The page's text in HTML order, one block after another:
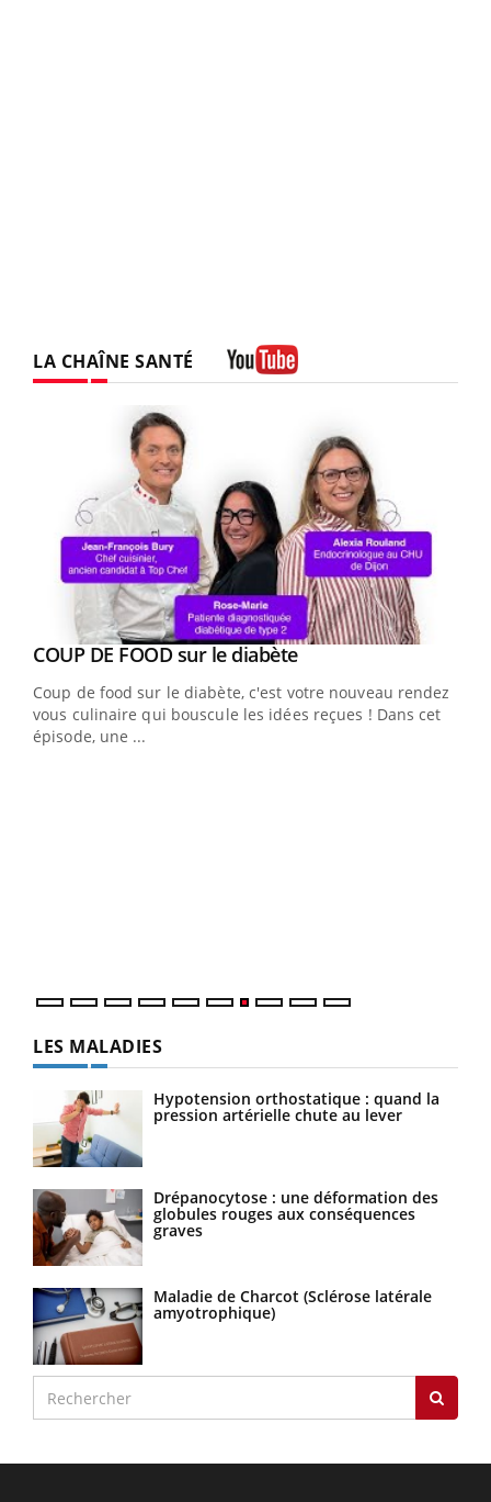
LA CHAÎNE SANTÉ
Youtube
COUP DE FOOD sur le diabèteYoutube
Coup de food sur le diabète, c'est votre nouveau rendez-
vous culinaire qui bouscule les idées reçues ! Dans cet
épisode, une ...
LES MALADIES
Hypotension orthostatique : quand la
pression artérielle chute au lever
Drépanocytose : une déformation des
globules rouges aux conséquences
graves
Maladie de Charcot (Sclérose latérale
amyotrophique)